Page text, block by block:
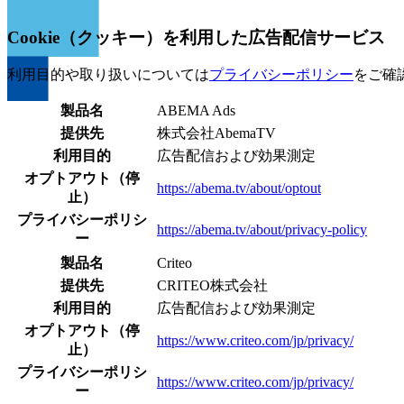
Cookie（クッキー）を利用した広告配信サービス
利用目的や取り扱いについてはプライバシーポリシーをご確
製品名
ABEMA Ads
提供先
株式会社AbemaTV
利用目的
広告配信および効果測定
オプトアウト（停
止）
https://abema.tv/about/optout
プライバシーポリシ
ー
https://abema.tv/about/privacy-policy
製品名
Criteo
提供先
CRITEO株式会社
利用目的
広告配信および効果測定
オプトアウト（停
止）
https://www.criteo.com/jp/privacy/
プライバシーポリシ
ー
https://www.criteo.com/jp/privacy/